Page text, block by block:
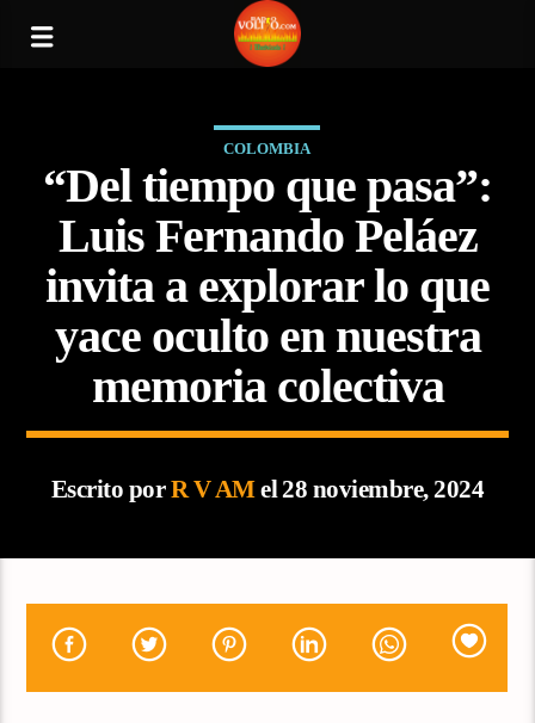
COLOMBIA
“Del tiempo que pasa”:
Luis Fernando Peláez
invita a explorar lo que
yace oculto en nuestra
memoria colectiva
Escrito porR V AMel 28 noviembre, 2024